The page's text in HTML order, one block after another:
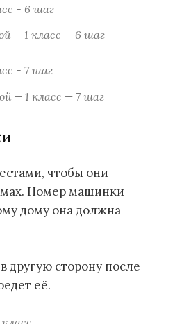
— 1 класс — 6 шаг
— 1 класс — 7 шаг
чтобы они
Номер машинки
дому она должна
другую сторону после
её.